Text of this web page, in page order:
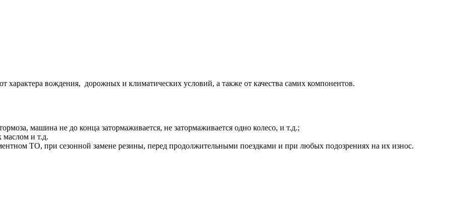
характера вождения, дорожных и климатических условий, а также от качества самих компонентов.
машина не до конца затормаживается, не затормаживается одно колесо, и т.д.;
маслом и т.д.
ТО, при сезонной замене резины, перед продолжительными поездками и при любых подозрениях на их износ.